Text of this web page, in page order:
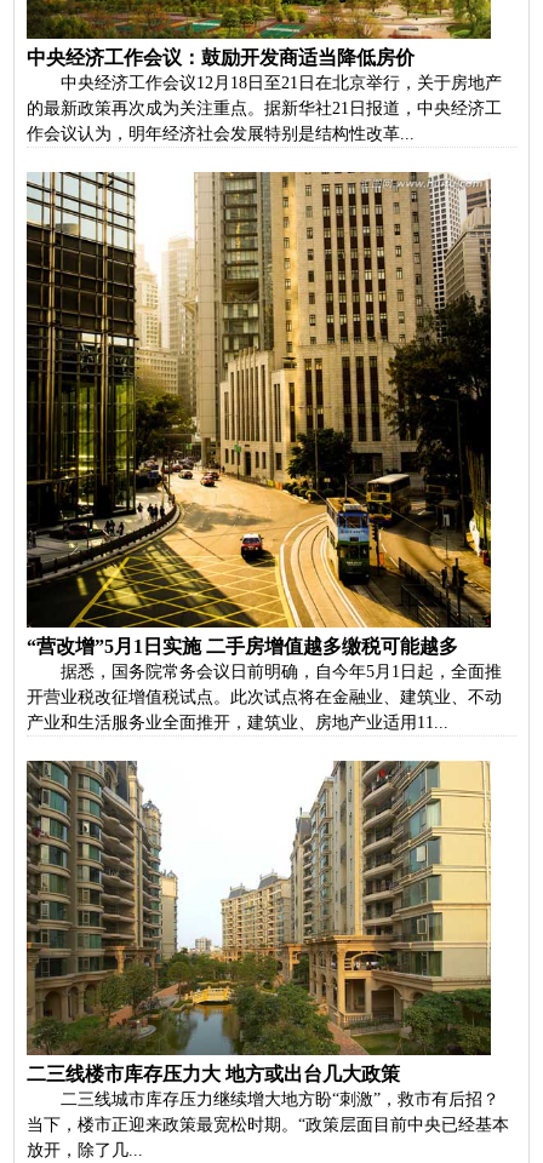
中央经济工作会议：鼓励开发商适当降低房价
中央经济工作会议12月18日至21日在北京举行，关于房地产
的最新政策再次成为关注重点。据新华社21日报道，中央经济工
作会议认为，明年经济社会发展特别是结构性改革...
“营改增”5月1日实施 二手房增值越多缴税可能越多
据悉，国务院常务会议日前明确，自今年5月1日起，全面推
开营业税改征增值税试点。此次试点将在金融业、建筑业、不动
产业和生活服务业全面推开，建筑业、房地产业适用11...
二三线楼市库存压力大 地方或出台几大政策
二三线城市库存压力继续增大地方盼“刺激”，救市有后招？
当下，楼市正迎来政策最宽松时期。“政策层面目前中央已经基本
放开，除了几...